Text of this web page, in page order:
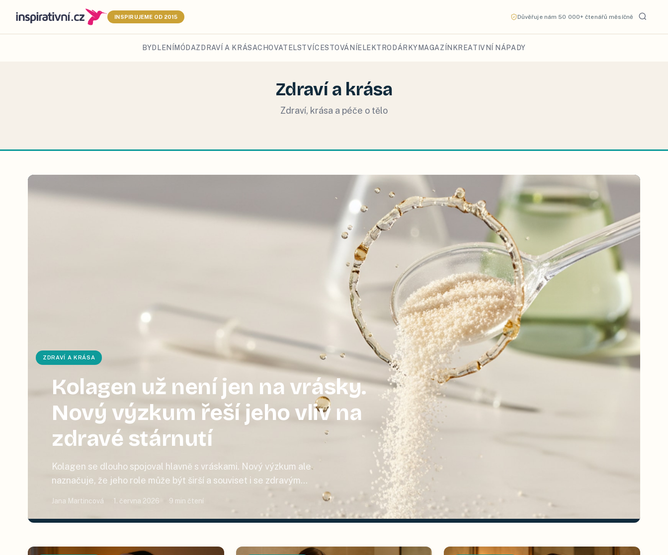
INSPIRUJEME OD 2015 Důvěřuje nám 50 000+ čtenářů měsíčně
BYDLENÍ MÓDAZDRAVÍ A KRÁSACHOVATELSTVÍCESTOVÁNÍ ELEKTRO DÁRKY MAGAZÍN KREATIVNÍ NÁPADY
Zdraví a krása
Zdraví, krása a péče o tělo
ZDRAVÍ A KRÁSA
Kolagen už není jen na vrásky.
Nový výzkum řeší jeho vliv na
zdravé stárnutí
Kolagen se dlouho spojoval hlavně s vráskami. Nový výzkum ale
naznačuje, že jeho role může být širší a souviset i se zdravým
stárnutím. Co z toho plyne pro běžný výběr doplňku stravy a kdy
Jana Martincová 1. června 2026 9 min čtení